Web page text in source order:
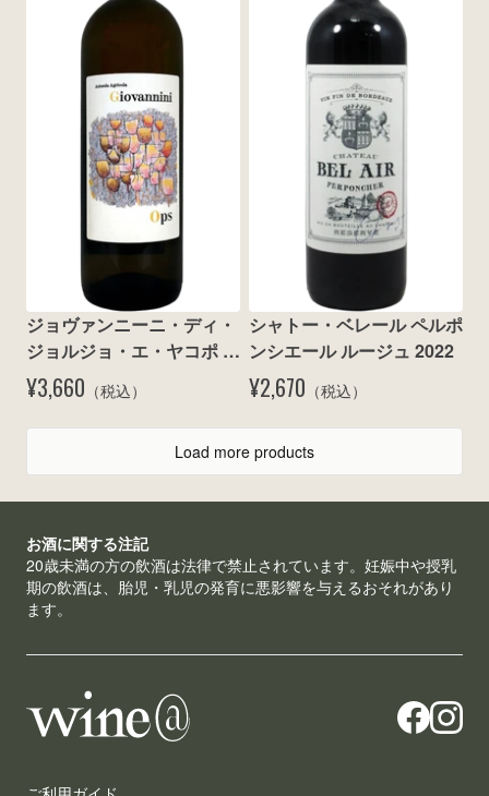
ジョヴァンニーニ・ディ・
ジョルジョ・エ・ヤコポ /
オプス シャルドネ ルビコ
ーネ ビアンコ 2025
¥3,660 （税込）
シャトー・ベレール ペルポ
ンシエール ルージュ 2022
¥2,670 （税込）
Load more products
お酒に関する注記
20歳未満の方の飲酒は法律で禁止されています。妊娠中や授乳
期の飲酒は、胎児・乳児の発育に悪影響を与えるおそれがあり
ます。